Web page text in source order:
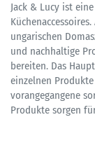
Jack & Lucy ist
ungarischen
und nachhaltige
bereiten. Das
einzelnen
vorangegangene
Produkte sorgen